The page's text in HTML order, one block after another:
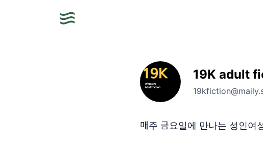
19K adult
매주 금요일에 만나는 성인여